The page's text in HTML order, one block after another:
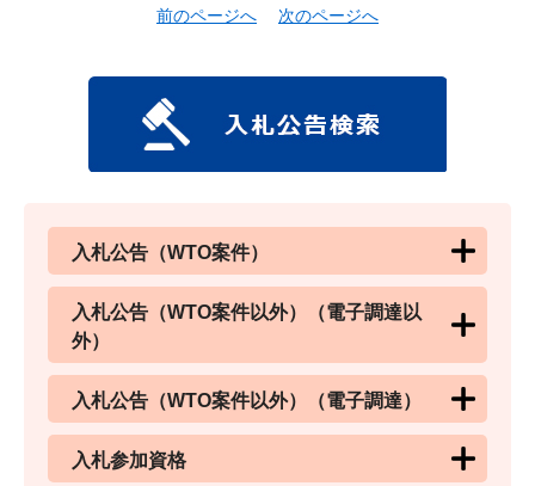
前のページへ 次のページへ
入札公告（WTO案件）
入札公告（WTO案件以外）（電子調達以
外）
入札公告（WTO案件以外）（電子調達）
入札参加資格